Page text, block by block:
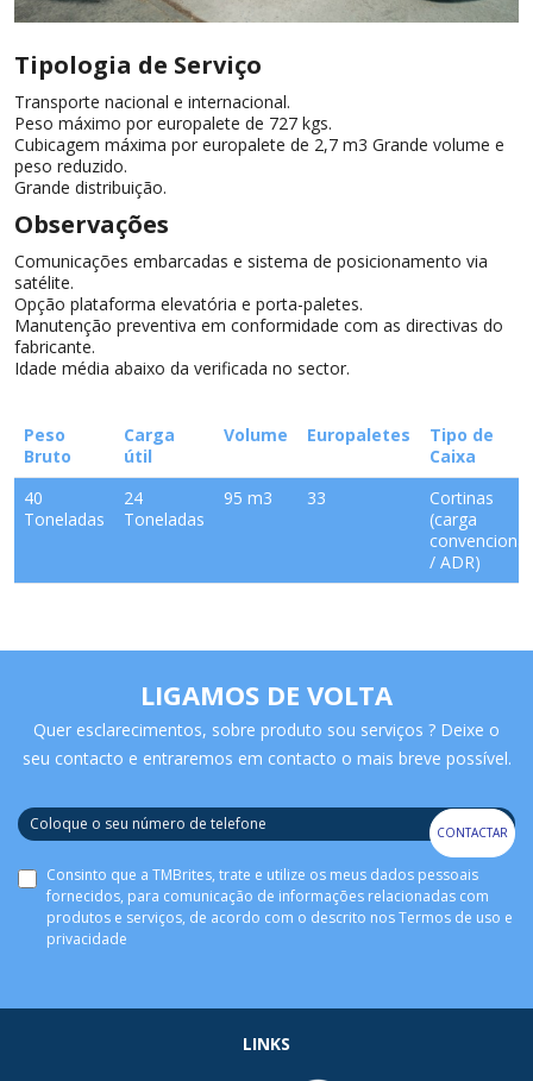
Tipologia de Serviço
Transporte nacional e internacional.
Peso máximo por europalete de 727 kgs.
Cubicagem máxima por europalete de 2,7 m3 Grande volume e
peso reduzido.
Grande distribuição.
Observações
Comunicações embarcadas e sistema de posicionamento via
satélite.
Opção plataforma elevatória e porta-paletes.
Manutenção preventiva em conformidade com as directivas do
fabricante.
Idade média abaixo da verificada no sector.
Peso
Bruto
Carga
útil
Volume Europaletes
Tipo de
Caixa
40
Toneladas
24
Toneladas
95 m3 33
Cortinas
(carga
convencional
/ ADR)
LIGAMOS DE VOLTA
Quer esclarecimentos, sobre produto sou serviços ? Deixe o
seu contacto e entraremos em contacto o mais breve possível.
Consinto que a TMBrites, trate e utilize os meus dados pessoais
fornecidos, para comunicação de informações relacionadas com
produtos e serviços, de acordo com o descrito nosTermos de uso e
privacidade
CONTACTAR
LINKS